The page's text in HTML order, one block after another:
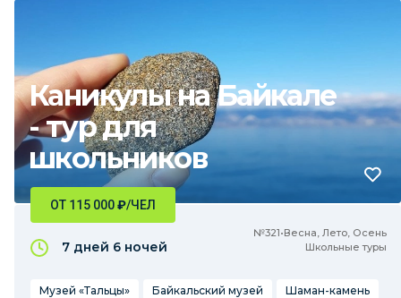
Каникулы на Байкале
- тур для
школьников
№321•Весна, Лето, Осень
Школьные туры
ОТ 115 000₽/ЧЕЛ
7 дней 6 ночей
Музей «Тальцы» Байкальский музей
Шаман-камень